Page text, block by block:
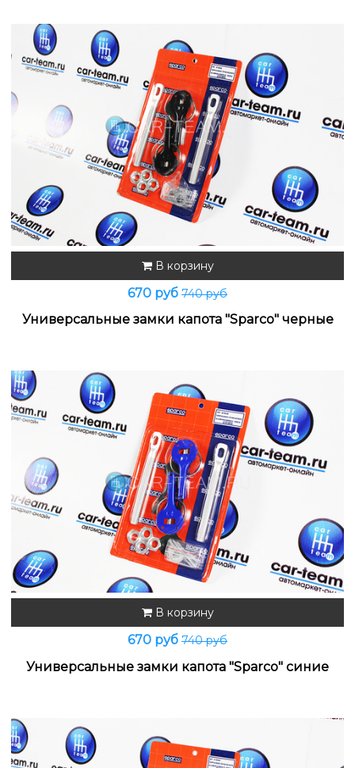
В корзину
670 руб 740 руб
Универсальные замки капота "Sparco" черные
В корзину
670 руб 740 руб
Универсальные замки капота "Sparco" синие